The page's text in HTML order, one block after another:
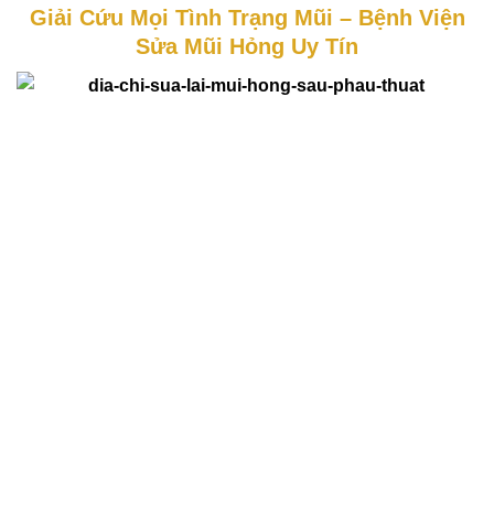
Giải Cứu Mọi Tình Trạng Mũi – Bệnh Viện
Sửa Mũi Hỏng Uy Tín